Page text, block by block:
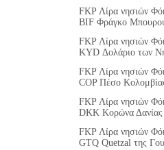
FKP Λίρα νησιών
BIF Φράγκο
FKP Λίρα νησιών
KYD Δολάριο των
FKP Λίρα νησιών
COP Πέσο
FKP Λίρα νησιών
DKK Κορώνα
FKP Λίρα νησιών
GTQ Quetzal της